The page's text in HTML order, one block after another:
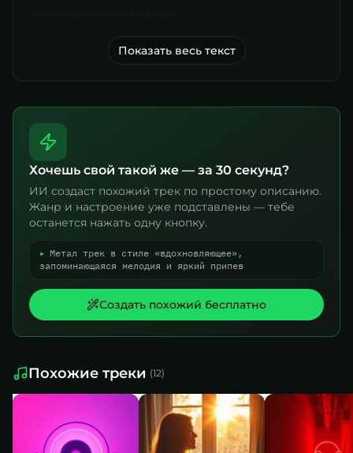
Показать весь текст
Хочешь свой такой же — за 30 секунд?
ИИ создаст похожий трек по простому описанию.
Жанр и настроение уже подставлены — тебе
останется нажать одну кнопку.
▸ Метал трек в стиле «вдохновляющее»,
запоминающаяся мелодия и яркий припев
Создать похожий бесплатно
Похожие треки (12)